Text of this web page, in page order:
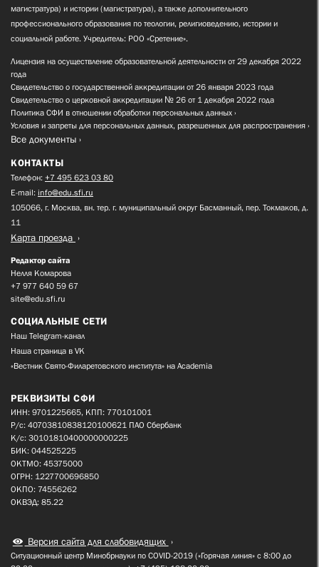
магистратура) и истории (магистратура), а также дополнительного
профессионального образования по теологии, религиоведению, истории и
социальной работе. Учредитель: РОО «Сретение».
Лицензия на осуществление образовательной деятельности от 29 декабря 2022
года
Свидетельство о государственной аккредитации от 26 января 2023 года
Свидетельство о церковной аккредитации № 26 от 1 декабря 2022 года
Политика СФИ в отношении обработки персональных данных
Условия и запреты для персональных данных, разрешенных для распространения
Все документы
КОНТАКТЫ
Телефон: +7 495 623 03 80
E-mail: info@edu.sfi.ru
105066, г. Москва, вн. тер. г. муниципальный округ Басманный, пер. Токмаков, д.
11
Карта проезда
Редактор сайта
Нелля Комарова
+7 977 640 59 67
site@edu.sfi.ru
СОЦИАЛЬНЫЕ СЕТИ
Наш Telegram-канал
Наша страница в VK
«Вестник Свято-Филаретовского института» на Academia
РЕКВИЗИТЫ СФИ
ИНН: 9701225665, КПП: 770101001
Р/с: 40703810838120100621 ПАО Сбербанк
К/с: 30101810400000000225
БИК: 044525225
ОКТМО: 45375000
ОГРН: 1227700696850
ОКПО: 74556262
ОКВЭД: 85.22
Версия сайта для слабовидящих
Ситуационный центр Минобрнауки по COVID-2019 («Горячая линия» с 8:00 до